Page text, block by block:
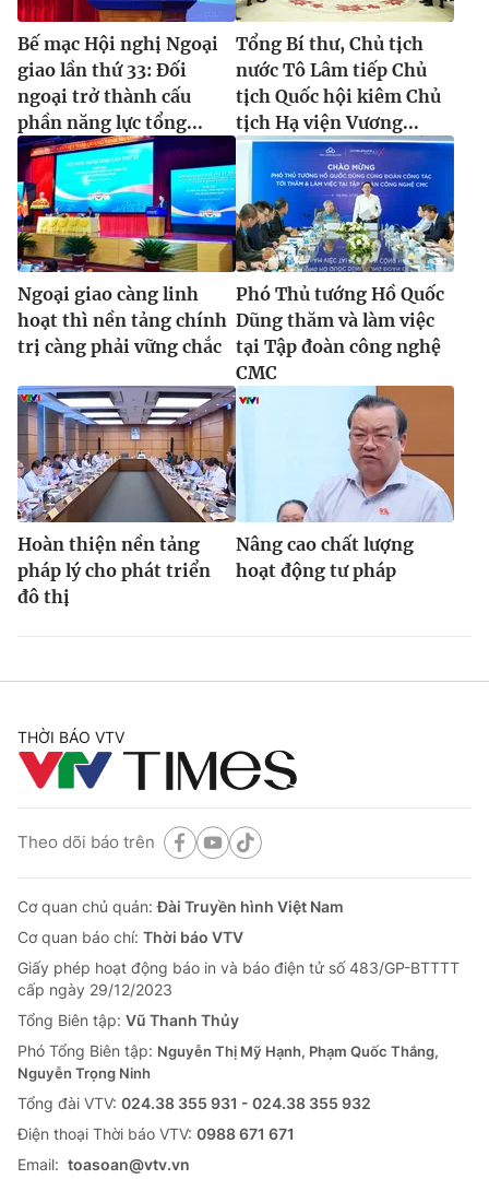
Bế mạc Hội nghị Ngoại
giao lần thứ 33: Đối
ngoại trở thành cấu
phần năng lực tổng...
Tổng Bí thư, Chủ tịch
nước Tô Lâm tiếp Chủ
tịch Quốc hội kiêm Chủ
tịch Hạ viện Vương...
Ngoại giao càng linh
hoạt thì nền tảng chính
trị càng phải vững chắc
Phó Thủ tướng Hồ Quốc
Dũng thăm và làm việc
tại Tập đoàn công nghệ
CMC
Hoàn thiện nền tảng
pháp lý cho phát triển
đô thị
Nâng cao chất lượng
hoạt động tư pháp
THỜI BÁO VTV
Theo dõi báo trên
Cơ quan chủ quản:Đài Truyền hình Việt Nam
Cơ quan báo chí: Thời báo VTV
Giấy phép hoạt động báo in và báo điện tử số 483/GP-BTTTT
cấp ngày 29/12/2023
Tổng Biên tập: Vũ Thanh Thủy
Phó Tổng Biên tập: Nguyễn Thị Mỹ Hạnh, Phạm Quốc Thắng,
Nguyễn Trọng Ninh
Tổng đài VTV: 024.38 355 931 - 024.38 355 932
Ðiện thoại Thời báo VTV: 0988 671 671
Email: toasoan@vtv.vn